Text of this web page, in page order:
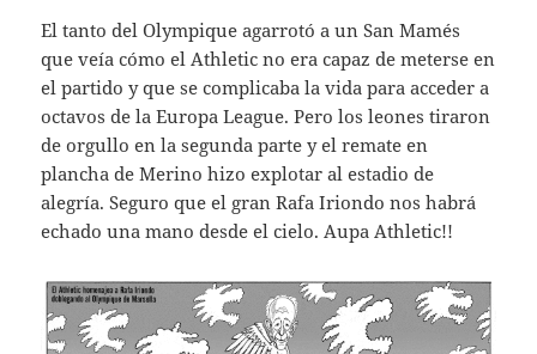
El tanto del Olympique agarrotó a un San Mamés
que veía cómo el Athletic no era capaz de meterse en
el partido y que se complicaba la vida para acceder a
octavos de la Europa League. Pero los leones tiraron
de orgullo en la segunda parte y el remate en
plancha de Merino hizo explotar al estadio de
alegría. Seguro que el gran Rafa Iriondo nos habrá
echado una mano desde el cielo. Aupa Athletic!!